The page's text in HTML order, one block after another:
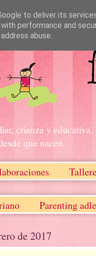
crianza y
que nacen.
Parenting
de 2017
to deliver its
performance and
abuse.